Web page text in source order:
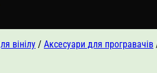
вінілу / Аксесуари для програвачів